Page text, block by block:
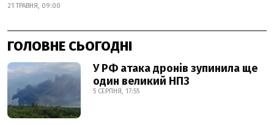
21 ТРАВНЯ, 09:00
ГОЛОВНЕ СЬОГОДНІ
У РФ атака дронів зупинила ще
один великий НПЗ
5 СЕРПНЯ, 17:55